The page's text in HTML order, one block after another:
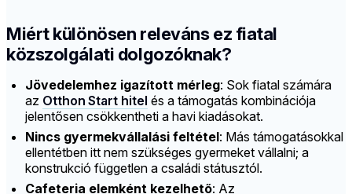
Miért különösen releváns ez fiatal
közszolgálati dolgozóknak?
Jövedelemhez igazított mérleg: Sok fiatal számára
az Otthon Start hitel és a támogatás kombinációja
jelentősen csökkentheti a havi kiadásokat.
Nincs gyermekvállalási feltétel: Más támogatásokkal
ellentétben itt nem szükséges gyermeket vállalni; a
konstrukció független a családi státusztól.
Cafeteria elemként kezelhető: Az